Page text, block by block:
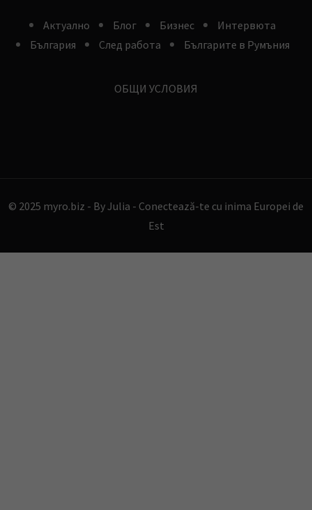
Aктуално Блог Бизнес
Интервюта
България
След работа Българите в Румъния
ОБЩИ УСЛОВИЯ
© 2025 myro.biz - By Julia - Conectează-te cu inima Europei de
Est